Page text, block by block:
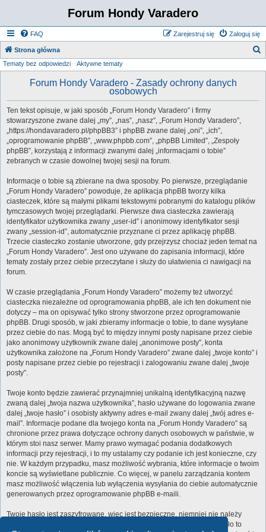
Forum Hondy Varadero
FAQ Zaloguj się
Zarejestruj się
Strona główna
Tematy bez odpowiedzi Aktywne tematy
Forum Hondy Varadero - Zasady ochrony danych
osobowych
Ten tekst opisuje, w jaki sposób „Forum Hondy Varadero” i firmy
stowarzyszone zwane dalej „my”, „nas”, „nasz”, „Forum Hondy Varadero”,
„https://hondavaradero.pl/phpBB3” i phpBB zwane dalej „oni”, „ich”,
„oprogramowanie phpBB”, „www.phpbb.com”, „phpBB Limited”, „Zespoły
phpBB”, korzystają z informacji zwanymi dalej „informacjami o tobie”
zebranych w czasie dowolnej twojej sesji na forum.
Informacje o tobie są zbierane na dwa sposoby. Po pierwsze, przeglądanie
„Forum Hondy Varadero” powoduje, że aplikacja phpBB tworzy kilka
ciasteczek, które są małymi plikami tekstowymi pobranymi do katalogu plików
tymczasowych twojej przeglądarki. Pierwsze dwa ciasteczka zawierają
identyfikator użytkownika zwany „user-id” i anonimowy identyfikator sesji
zwany „session-id”, automatycznie przyznane ci przez aplikację phpBB.
Trzecie ciasteczko zostanie utworzone, gdy przejrzysz chociaż jeden temat na
„Forum Hondy Varadero”. Jest ono używane do zapisania informacji, które
tematy zostały przez ciebie przeczytane i służy do ułatwienia ci nawigacji na
forum.
W czasie przeglądania „Forum Hondy Varadero” możemy też utworzyć
ciasteczka niezależne od oprogramowania phpBB, ale ich ten dokument nie
dotyczy – ma on opisywać tylko strony stworzone przez oprogramowanie
phpBB. Drugi sposób, w jaki zbieramy informacje o tobie, to dane wysyłane
przez ciebie do nas. Mogą być to między innymi posty napisane przez ciebie
jako anonimowy użytkownik zwane dalej „anonimowe posty”, konta
użytkownika założone na „Forum Hondy Varadero” zwane dalej „twoje konto” i
posty napisane przez ciebie po rejestracji i zalogowaniu zwane dalej „twoje
posty”.
Twoje konto będzie zawierać przynajmniej unikalną identyfikacyjną nazwę
zwaną dalej „twoja nazwa użytkownika”, hasło używane do logowania zwane
dalej „twoje hasło” i osobisty aktywny adres e-mail zwany dalej „twój adres e-
mail”. Informacje podane dla twojego konta na „Forum Hondy Varadero” są
chronione przez prawa dotyczące ochrony danych osobowych w państwie, w
którym stoi nasz serwer. Mamy prawo wymagać podania dodatkowych
informacji przy rejestracji, i to my ustalamy czy podanie ich jest konieczne, czy
nie. W każdym przypadku, masz możliwość wybrania, które informacje o twoim
koncie są wyświetlane publicznie. Co więcej, w panelu zarządzania kontem
masz możliwość włączenia lub wyłączenia wysyłania do ciebie automatycznie
generowanych przez oprogramowanie phpBB e-maili.
Twoje hasło jest zaszyfrowane, więc jest bezpieczne, niemniej nie należy
używać tego samego hasła na różnych witrynach internetowych. Hasło to